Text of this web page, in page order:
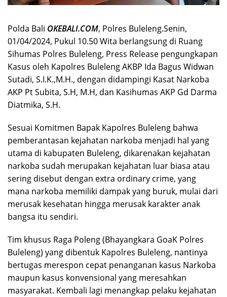
Polda Bali OKEBALI.COM, Polres Buleleng.Senin,
01/04/2024, Pukul 10.50 Wita berlangsung di Ruang
Sihumas Polres Buleleng, Press Release pengungkapan
Kasus oleh Kapolres Buleleng AKBP Ida Bagus Widwan
Sutadi, S.I.K.,M.H., dengan didampingi Kasat Narkoba
AKP Pt Subita, S.H, M.H, dan Kasihumas AKP Gd Darma
Diatmika, S.H.
Sesuai Komitmen Bapak Kapolres Buleleng bahwa
pemberantasan kejahatan narkoba menjadi hal yang
utama di kabupaten Buleleng, dikarenakan kejahatan
narkoba sudah merupakan kejahatan luar biasa atau
sering disebut dengan extra ordinary crime, yang
mana narkoba memiliki dampak yang buruk, mulai dari
merusak kesehatan hingga merusak karakter anak
bangsa itu sendiri.
Tim khusus Raga Poleng (Bhayangkara GoaK Polres
Buleleng) yang dibentuk Kapolres Buleleng, nantinya
bertugas merespon cepat penanganan kasus Narkoba
maupun kasus konvensional yang meresahkan
masyarakat. Kembali lagi menangkap pelaku kejahatan